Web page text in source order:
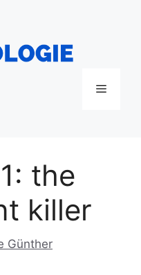
Menü
the
killer
Günther